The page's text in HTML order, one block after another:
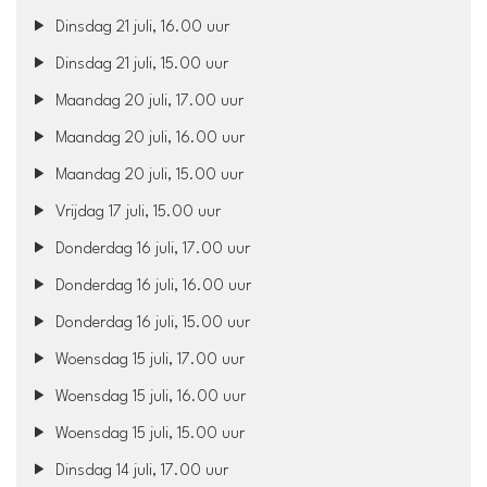
Dinsdag 21 juli, 16.00 uur
Dinsdag 21 juli, 15.00 uur
Maandag 20 juli, 17.00 uur
Maandag 20 juli, 16.00 uur
Maandag 20 juli, 15.00 uur
Vrijdag 17 juli, 15.00 uur
Donderdag 16 juli, 17.00 uur
Donderdag 16 juli, 16.00 uur
Donderdag 16 juli, 15.00 uur
Woensdag 15 juli, 17.00 uur
Woensdag 15 juli, 16.00 uur
Woensdag 15 juli, 15.00 uur
Dinsdag 14 juli, 17.00 uur